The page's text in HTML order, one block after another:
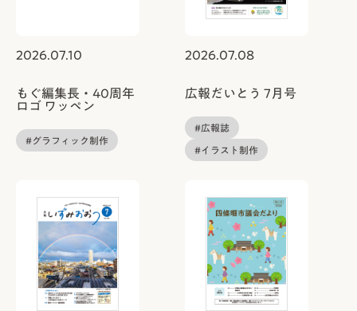
2026.07.10
もぐ編集長・40周年
ロゴ ワッペン
#グラフィック制作
2026.07.08
広報だいとう 7月号
#広報誌
#イラスト制作